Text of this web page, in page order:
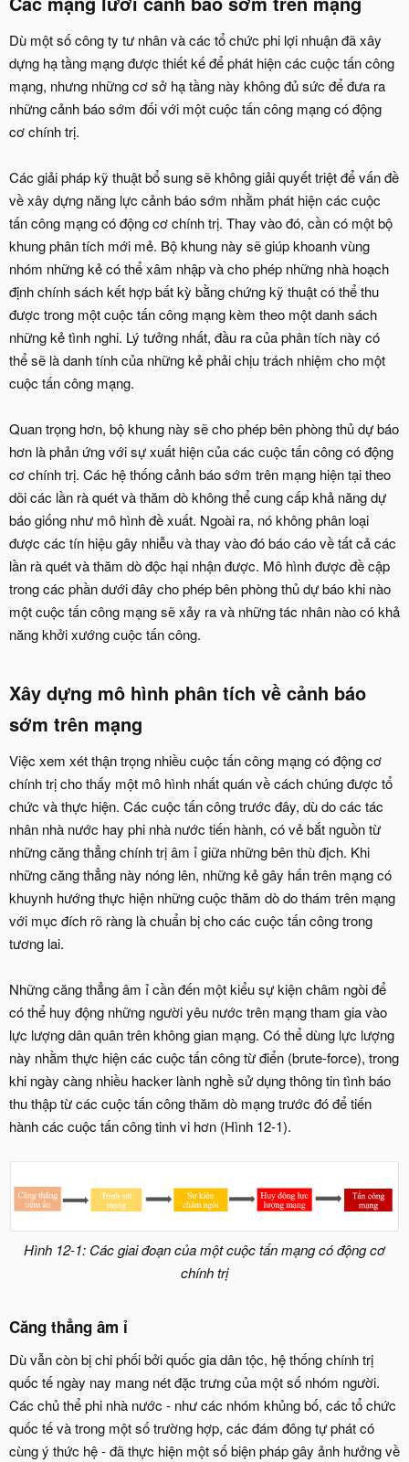
Dù một số công ty tư nhân và các tổ chức phi lợi nhuận đã xây
dựng hạ tầng mạng được thiết kế để phát hiện các cuộc tấn công
mạng, nhưng những cơ sở hạ tầng này không đủ sức để đưa ra
những cảnh báo sớm đối với một cuộc tấn công mạng có động
cơ chính trị.
Các giải pháp kỹ thuật bổ sung sẽ không giải quyết triệt để vấn đề
về xây dựng năng lực cảnh báo sớm nhằm phát hiện các cuộc
tấn công mạng có động cơ chính trị. Thay vào đó, cần có một bộ
khung phân tích mới mẻ. Bộ khung này sẽ giúp khoanh vùng
nhóm những kẻ có thể xâm nhập và cho phép những nhà hoạch
định chính sách kết hợp bất kỳ bằng chứng kỹ thuật có thể thu
được trong một cuộc tấn công mạng kèm theo một danh sách
những kẻ tình nghi. Lý tưởng nhất, đầu ra của phân tích này có
thể sẽ là danh tính của những kẻ phải chịu trách nhiệm cho một
cuộc tấn công mạng.
Quan trọng hơn, bộ khung này sẽ cho phép bên phòng thủ dự báo
hơn là phản ứng với sự xuất hiện của các cuộc tấn công có động
cơ chính trị. Các hệ thống cảnh báo sớm trên mạng hiện tại theo
dõi các lần rà quét và thăm dò không thể cung cấp khả năng dự
báo giống như mô hình đề xuất. Ngoài ra, nó không phân loại
được các tín hiệu gây nhiễu và thay vào đó báo cáo về tất cả các
lần rà quét và thăm dò độc hại nhận được. Mô hình được đề cập
trong các phần dưới đây cho phép bên phòng thủ dự báo khi nào
một cuộc tấn công mạng sẽ xảy ra và những tác nhân nào có khả
năng khởi xướng cuộc tấn công.
Xây dựng mô hình phân tích về cảnh báo
sớm trên mạng
Việc xem xét thận trọng nhiều cuộc tấn công mạng có động cơ
chính trị cho thấy một mô hình nhất quán về cách chúng được tổ
chức và thực hiện. Các cuộc tấn công trước đây, dù do các tác
nhân nhà nước hay phi nhà nước tiến hành, có vẻ bắt nguồn từ
những căng thẳng chính trị âm ỉ giữa những bên thù địch. Khi
những căng thẳng này nóng lên, những kẻ gây hấn trên mạng có
khuynh hướng thực hiện những cuộc thăm dò do thám trên mạng
với mục đích rõ ràng là chuẩn bị cho các cuộc tấn công trong
tương lai.
Những căng thẳng âm ỉ cần đến một kiểu sự kiện châm ngòi để
có thể huy động những người yêu nước trên mạng tham gia vào
lực lượng dân quân trên không gian mạng. Có thể dùng lực lượng
này nhằm thực hiện các cuộc tấn công từ điển (brute-force), trong
khi ngày càng nhiều hacker lành nghề sử dụng thông tin tình báo
thu thập từ các cuộc tấn công thăm dò mạng trước đó để tiến
hành các cuộc tấn công tinh vi hơn (Hình 12-1).
Hình 12-1: Các giai đoạn của một cuộc tấn mạng có động cơ
chính trị
Căng thẳng âm ỉ
Dù vẫn còn bị chi phối bởi quốc gia dân tộc, hệ thống chính trị
quốc tế ngày nay mang nét đặc trưng của một số nhóm người.
Các chủ thể phi nhà nước - như các nhóm khủng bố, các tổ chức
quốc tế và trong một số trường hợp, các đám đông tự phát có
cùng ý thức hệ - đã thực hiện một số biện pháp gây ảnh hưởng về